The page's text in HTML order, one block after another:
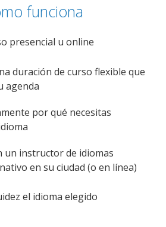
funciona
presencial u online
duración de curso flexible que
agenda
por qué necesitas
un instructor de idiomas
en su ciudad (o en línea)
el idioma elegido